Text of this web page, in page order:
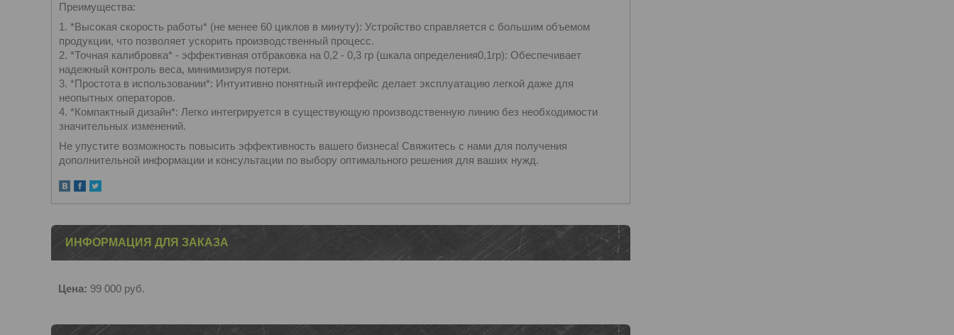
Преимущества:
1. *Высокая скорость работы* (не менее 60 циклов в минуту): Устройство справляется с большим объемом
продукции, что позволяет ускорить производственный процесс.
2. *Точная калибровка* - эффективная отбраковка на 0,2 - 0,3 гр (шкала определения0,1гр): Обеспечивает
надежный контроль веса, минимизируя потери.
3. *Простота в использовании*: Интуитивно понятный интерфейс делает эксплуатацию легкой даже для
неопытных операторов.
4. *Компактный дизайн*: Легко интегрируется в существующую производственную линию без необходимости
значительных изменений.
Не упустите возможность повысить эффективность вашего бизнеса! Свяжитесь с нами для получения
дополнительной информации и консультации по выбору оптимального решения для ваших нужд.
ИНФОРМАЦИЯ ДЛЯ ЗАКАЗА
Цена: 99 000 руб.